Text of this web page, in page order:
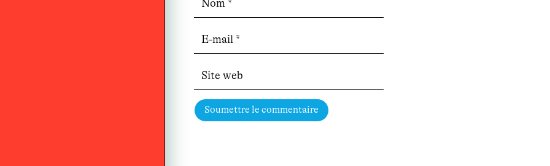
Soumettre le commentaire